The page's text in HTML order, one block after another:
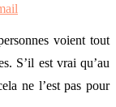
voient tout
S’il est vrai qu’au
ne l’est pas pour